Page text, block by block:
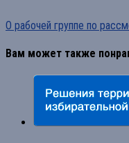
О рабочей группе по
Вам может также